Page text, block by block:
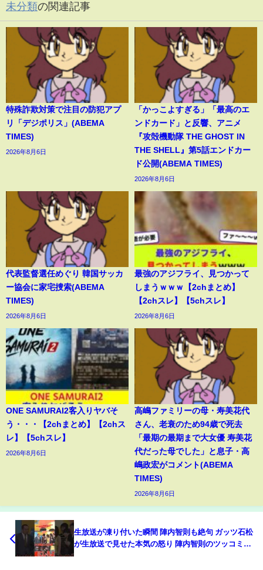
未分類の関連記事
特殊詐欺対策で注目の防犯アプ
リ「デジポリス」(ABEMA
TIMES)
2026年8月6日
「かっこよすぎる」「最高のエ
ンドカード」と反響、アニメ
『攻殻機動隊 THE GHOST IN
THE SHELL』第5話エンドカー
ド公開(ABEMA TIMES)
2026年8月6日
代表監督選任めぐり 韓国サッカ
ー協会に家宅捜索(ABEMA
TIMES)
2026年8月6日
最強のアジフライ、見つかって
しまうｗｗｗ【2chまとめ】
【2chスレ】【5chスレ】
2026年8月6日
ONE SAMURAI2客入りヤバそ
う・・・【2chまとめ】【2chス
レ】【5chスレ】
2026年8月6日
高嶋ファミリーの母・寿美花代
さん、老衰のため94歳で死去
「最期の最期まで大女優 寿美花
代だった母でした」と息子・高
嶋政宏がコメント(ABEMA
TIMES)
2026年8月6日
生放送が凍り付いた瞬間 陣内智則も絶句 ガッツ石松
が生放送で見せた本気の怒り 陣内智則のツッコミに